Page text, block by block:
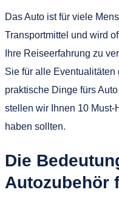
Das Auto ist für viele
Transportmittel und wird
Ihre Reiseerfahrung zu
Sie für alle
praktische Dinge fürs
stellen wir Ihnen 10 Must-
haben sollten.
Die
Autozubehör